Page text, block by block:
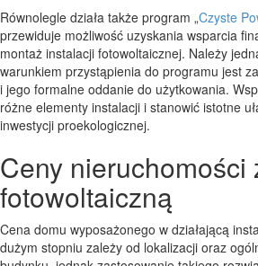
Równolegle działa także program „Czyste
przewiduje możliwość uzyskania wsparcia
montaż instalacji fotowoltaicznej. Należy
warunkiem przystąpienia do programu jest
i jego formalne oddanie do użytkowania.
różne elementy instalacji i stanowić istotne
inwestycji proekologicznej.
Ceny nieruchomości
fotowoltaiczną
Cena domu wyposażonego w działającą
dużym stopniu zależy od lokalizacji oraz